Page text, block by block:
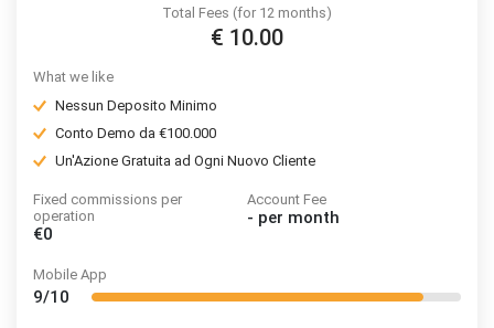
Total Fees (for 12 months)
€ 10.00
What we like
Nessun Deposito Minimo
Conto Demo da €100.000
Un'Azione Gratuita ad Ogni Nuovo Cliente
Fixed commissions per
operation
€0
Account Fee
- per month
Mobile App
9/10